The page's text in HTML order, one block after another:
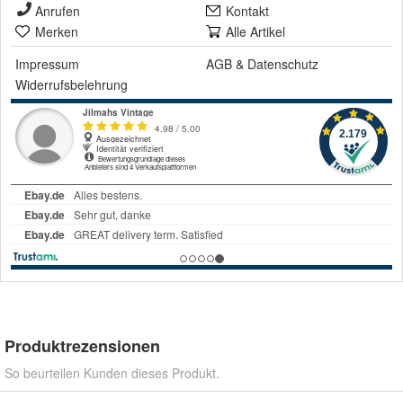
Anrufen
Kontakt
Merken
Alle Artikel
Impressum
AGB & Datenschutz
Widerrufsbelehrung
Produktrezensionen
So beurteilen Kunden dieses Produkt.